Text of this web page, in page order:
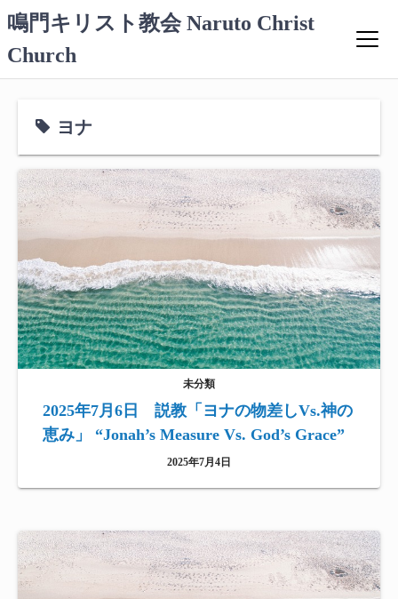
ン
テ
鳴門キリスト教会 Naruto Christ
Church
ヨナ
未分類
2025年7月6日 説教「ヨナの物差しVs.神の
恵み」 “Jonah’s Measure Vs. God’s Grace”
2025年7月4日